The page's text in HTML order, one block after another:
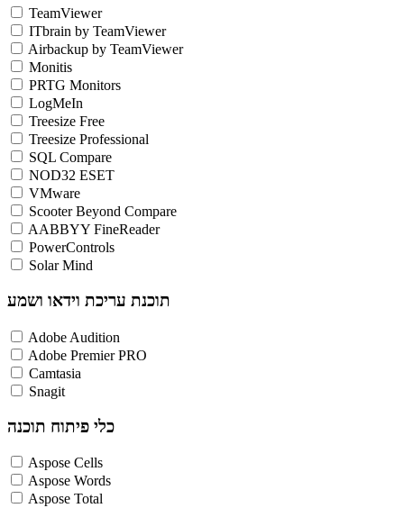
TeamViewer
ITbrain by TeamViewer
Airbackup by TeamViewer
Monitis
PRTG Monitors
LogMeIn
Treesize Free
Treesize Professional
SQL Compare
NOD32 ESET
VMware
Scooter Beyond Compare
AABBYY FineReader
PowerControls
Solar Mind
תוכנת עריכת וידאו ושמע
Adobe Audition
Adobe Premier PRO
Camtasia
Snagit
כלי פיתוח תוכנה
Aspose Cells
Aspose Words
Aspose Total